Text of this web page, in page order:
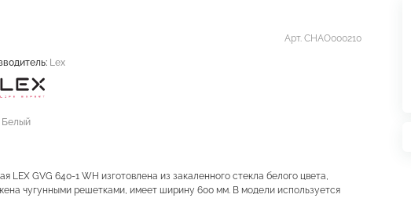
Арт. CHAO000210
Lex
Белый
LEX GVG 640-1 WH изготовлена из закаленного стекла белого цвета,
чугунными решетками, имеет ширину 600 мм. В модели используется